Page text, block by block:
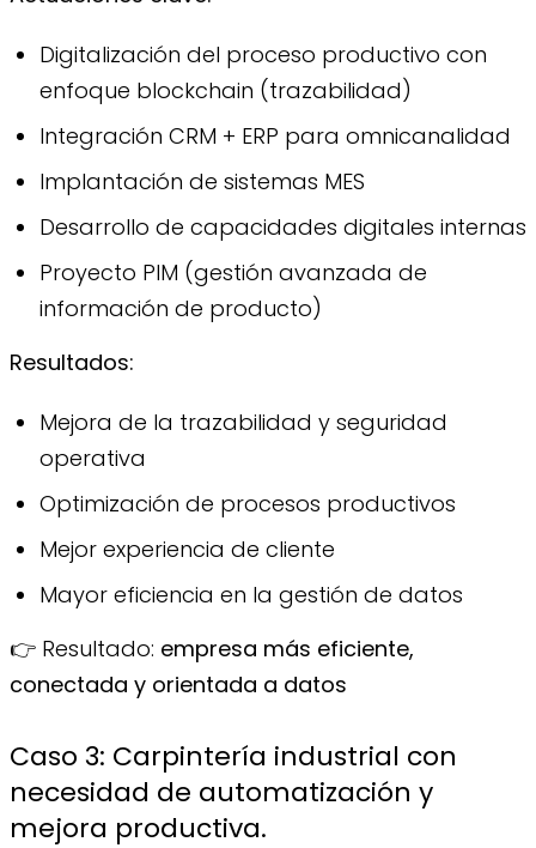
Digitalización del proceso productivo con
enfoque blockchain (trazabilidad)
Integración CRM + ERP para omnicanalidad
Implantación de sistemas MES
Desarrollo de capacidades digitales internas
Proyecto PIM (gestión avanzada de
información de producto)
Resultados:
Mejora de la trazabilidad y seguridad
operativa
Optimización de procesos productivos
Mejor experiencia de cliente
Mayor eficiencia en la gestión de datos
👉 Resultado: empresa más eficiente,
conectada y orientada a datos
Caso 3: Carpintería industrial con
necesidad de automatización y
mejora productiva.